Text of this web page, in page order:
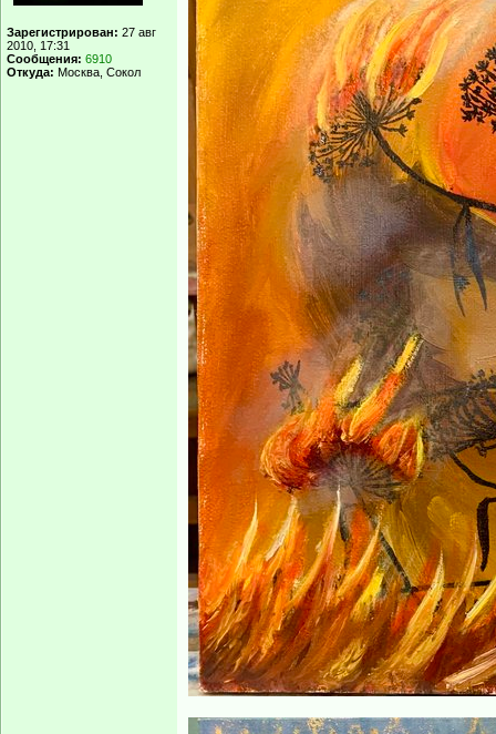
Зарегистрирован: 27 авг
2010, 17:31
Сообщения: 6910
Откуда: Москва, Сокол